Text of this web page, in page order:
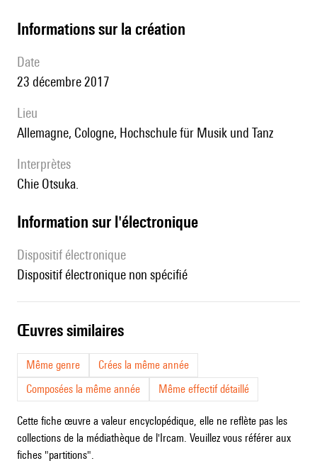
informations sur la création
date
23 décembre 2017
lieu
Allemagne, Cologne, Hochschule für Musik und Tanz
interprètes
Chie Otsuka.
Information sur l'électronique
Dispositif électronique
dispositif électronique non spécifié
œuvres similaires
Même genre
Crées la même année
Composées la même année
Même effectif détaillé
Cette fiche œuvre a valeur encyclopédique, elle ne reflète pas les
collections de la médiathèque de l'Ircam. Veuillez vous référer aux
fiches "partitions".